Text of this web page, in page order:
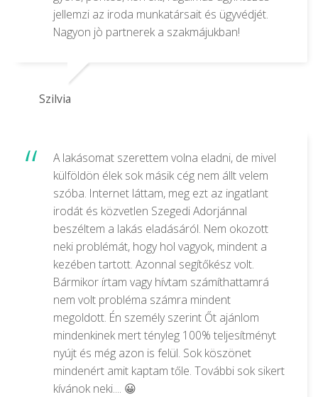
jellemzi az iroda munkatársait és ügyvédjét.
Nagyon jò partnerek a szakmájukban!
Szilvia
A lakásomat szerettem volna eladni, de mivel
külföldön élek sok másik cég nem állt velem
szóba. Internet láttam, meg ezt az ingatlant
irodát és közvetlen Szegedi Adorjánnal
beszéltem a lakás eladásáról. Nem okozott
neki problémát, hogy hol vagyok, mindent a
kezében tartott. Azonnal segítőkész volt.
Bármikor írtam vagy hívtam számíthattamrá
nem volt probléma számra mindent
megoldott. Én személy szerint Őt ajánlom
mindenkinek mert tényleg 100% teljesítményt
nyújt és még azon is felül. Sok köszönet
mindenért amit kaptam tőle. További sok sikert
kívánok neki.... 😀